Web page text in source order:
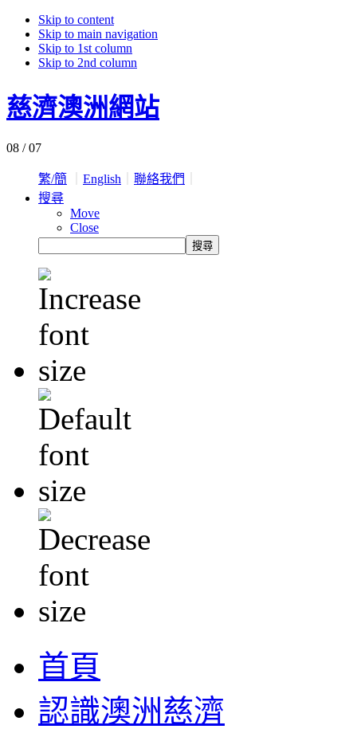
Skip to content
Skip to main navigation
Skip to 1st column
Skip to 2nd column
慈濟澳洲網站
08 / 07
繁/簡 English 聯絡我們
搜尋
Move
Close
首頁
認識澳洲慈濟